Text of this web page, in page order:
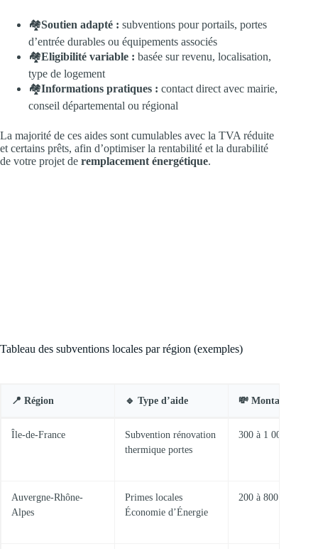
🏘️Soutien adapté : subventions pour portails, portes
d’entrée durables ou équipements associés
🏘️Eligibilité variable : basée sur revenu, localisation,
type de logement
🏘️Informations pratiques : contact direct avec mairie,
conseil départemental ou régional
La majorité de ces aides sont cumulables avec la TVA réduite
et certains prêts, afin d’optimiser la rentabilité et la durabilité
de votre projet de remplacement énergétique.
Tableau des subventions locales par région (exemples)
📍 Région 🔹 Type d’aide 💸 Montant
Île-de-France
Subvention rénovation
thermique portes
300 à 1 000 €
Auvergne-Rhône-
Alpes
Primes locales
Économie d’Énergie
200 à 800 €